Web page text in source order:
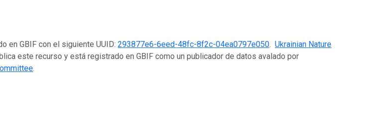
en GBIF con el siguiente UUID:293877e6-6eed-48fc-8f2c-04ea0797e050.Ukrainian Nature
este recurso y está registrado en GBIF como un publicador de datos avalado por
.